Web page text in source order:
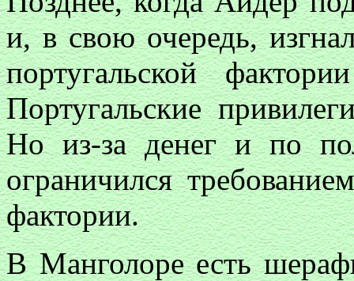
и, в свою очередь,
португальской
Португальские
Но из-за денег и по
ограничился
фактории.
В Манголоре есть